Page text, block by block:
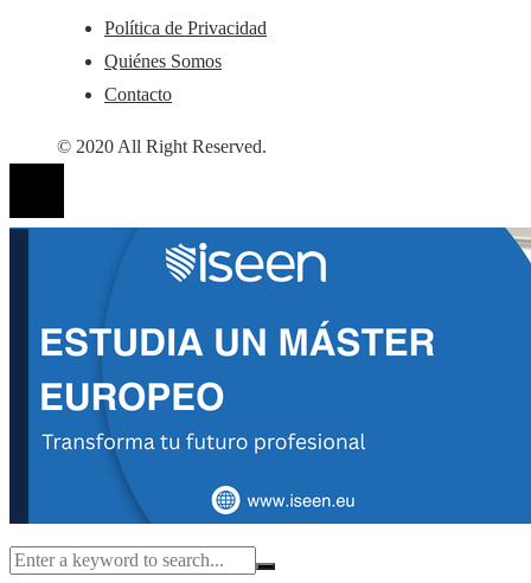
Política de Privacidad
Quiénes Somos
Contacto
© 2020 All Right Reserved.